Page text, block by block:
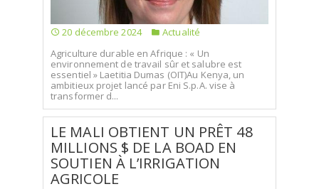
20 décembre 2024
Actualité
Agriculture durable en Afrique : « Un
environnement de travail sûr et salubre est
essentiel » Laetitia Dumas (OIT)Au Kenya, un
ambitieux projet lancé par Eni S.p.A. vise à
transformer d...
LE MALI OBTIENT UN PRÊT 48
MILLIONS $ DE LA BOAD EN
SOUTIEN À L’IRRIGATION
AGRICOLE